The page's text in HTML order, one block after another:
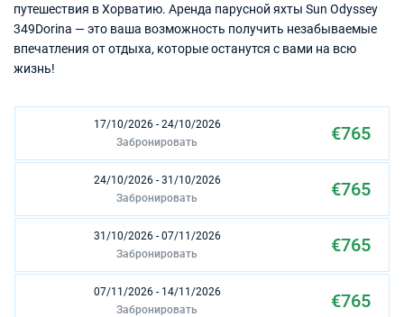
путешествия в Хорватию. Аренда парусной яхты Sun Odyssey
349Dorina — это ваша возможность получить незабываемые
впечатления от отдыха, которые останутся с вами на всю
жизнь!
17/10/2026 - 24/10/2026 €765
Забронировать
24/10/2026 - 31/10/2026 €765
Забронировать
31/10/2026 - 07/11/2026 €765
Забронировать
07/11/2026 - 14/11/2026 €765
Забронировать